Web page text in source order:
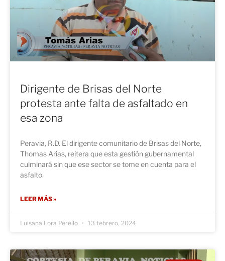
Dirigente de Brisas del Norte
protesta ante falta de asfaltado en
esa zona
Peravia, R.D. El dirigente comunitario de Brisas del Norte,
Thomas Arias, reitera que esta gestión gubernamental
culminará sin que ese sector se tome en cuenta para el
asfalto.
LEER MÁS »
Luisana Lora Perello 13 febrero, 2024